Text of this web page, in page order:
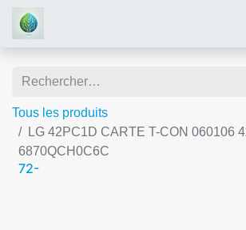
Tous les produits
LG 42PC1D CARTE T-CON 060106
6870QCH0C6C
72-